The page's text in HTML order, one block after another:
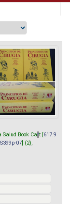
Salud Book Cart [ 617.9
07 ] (2),